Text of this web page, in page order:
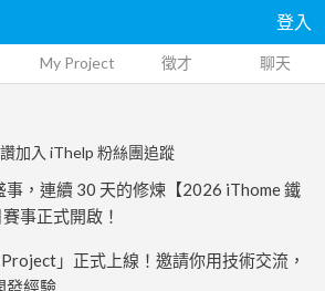
登入
My Project 徵才 聊天
加入 iThelp 粉絲團追蹤
事，連續 30 天的修煉【2026 iThome 鐵
事正式開啟！
」正式上線！邀請你用技術交流，
發經驗